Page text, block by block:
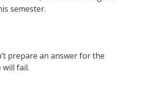
semester.
prepare an answer for the
will fail.